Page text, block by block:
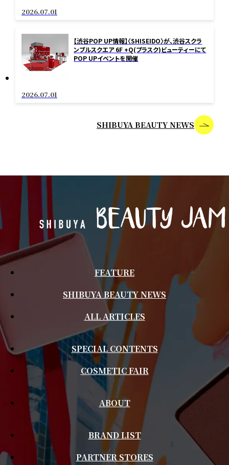
2026.07.01
【渋谷POP UP情報】〈SHISEIDO〉が、渋谷スクラ
ンブルスクエア 6F +Q(プラスク)ビューティーにて
POP UPイベントを開催
2026.07.01
SHIBUYA BEAUTY NEWS
FEATURE
SHIBUYA BEAUTY NEWS
ALL ARTICLES
SPECIAL CONTENTS
COSMETIC FAIR
ABOUT
BRAND LIST
PARTNER STORES